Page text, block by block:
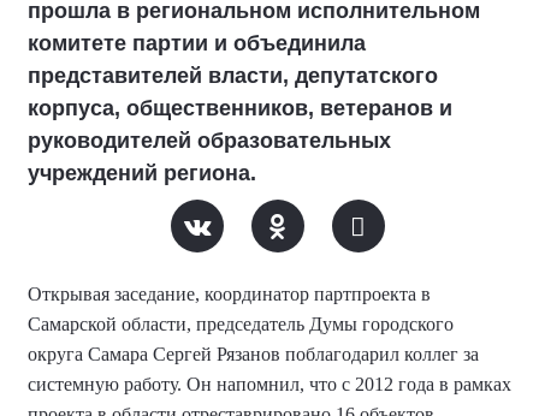
прошла в региональном исполнительном
комитете партии и объединила
представителей власти, депутатского
корпуса, общественников, ветеранов и
руководителей образовательных
учреждений региона.
Открывая заседание, координатор партпроекта в
Самарской области, председатель Думы городского
округа Самара Сергей Рязанов поблагодарил коллег за
системную работу. Он напомнил, что с 2012 года в рамках